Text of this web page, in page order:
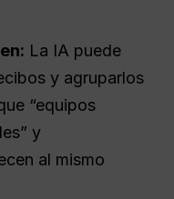
La IA puede
y agruparlos
“equipos
y
al mismo